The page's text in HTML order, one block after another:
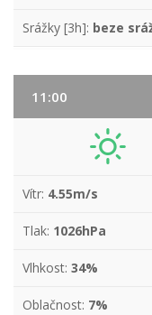
Srážky [3h]: beze
11:00
Vítr: 4.55m/s
Tlak: 1026hPa
Vlhkost: 34%
Oblačnost: 7%